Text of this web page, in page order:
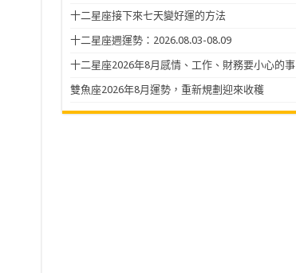
十二星座接下來七天變好運的方法
十二星座週運勢：2026.08.03-08.09
十二星座2026年8月感情、工作、財務要小心的事
雙魚座2026年8月運勢，重新規劃迎來收穫